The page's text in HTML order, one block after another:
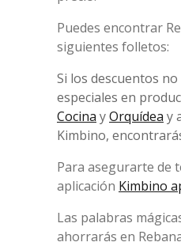
Puedes encontrar
siguientes folletos:
Si los descuentos
especiales en
Cocina yOrquídea y
Kimbino,
Para asegurarte de
aplicación Kimbino
Las palabras
ahorrarás en